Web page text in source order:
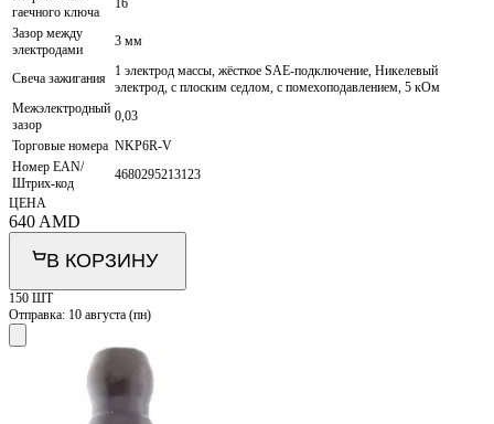
гаечного ключа
16
Зазор между
электродами
3 мм
Свеча зажигания
1 электрод массы, жёсткое SAE-подключение, Никелевый
электрод, с плоским седлом, с помехоподавлением, 5 кОм
Межэлектродный
зазор
0,03
Торговые номера NKP6R-V
Номер EAN/
Штрих-код
4680295213123
ЦЕНА
640 AMD
В КОРЗИНУ
150 ШТ
Отправка: 10 августа (пн)